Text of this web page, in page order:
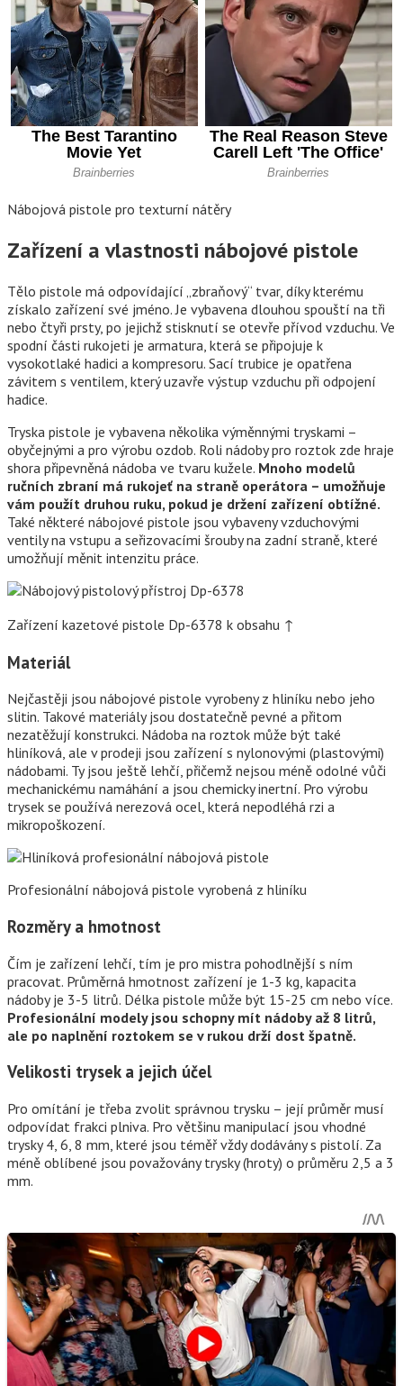
Nábojová pistole pro texturní nátěry
Zařízení a vlastnosti nábojové pistole
Tělo pistole má odpovídající „zbraňový“ tvar, díky kterému
získalo zařízení své jméno. Je vybavena dlouhou spouští na tři
nebo čtyři prsty, po jejichž stisknutí se otevře přívod vzduchu. Ve
spodní části rukojeti je armatura, která se připojuje k
vysokotlaké hadici a kompresoru. Sací trubice je opatřena
závitem s ventilem, který uzavře výstup vzduchu při odpojení
hadice.
Tryska pistole je vybavena několika výměnnými tryskami –
obyčejnými a pro výrobu ozdob. Roli nádoby pro roztok zde hraje
shora připevněná nádoba ve tvaru kužele. Mnoho modelů
ručních zbraní má rukojeť na straně operátora – umožňuje
vám použít druhou ruku, pokud je držení zařízení obtížné.
Také některé nábojové pistole jsou vybaveny vzduchovými
ventily na vstupu a seřizovacími šrouby na zadní straně, které
umožňují měnit intenzitu práce.
Zařízení kazetové pistole Dp-6378 k obsahu ↑
Materiál
Nejčastěji jsou nábojové pistole vyrobeny z hliníku nebo jeho
slitin. Takové materiály jsou dostatečně pevné a přitom
nezatěžují konstrukci. Nádoba na roztok může být také
hliníková, ale v prodeji jsou zařízení s nylonovými (plastovými)
nádobami. Ty jsou ještě lehčí, přičemž nejsou méně odolné vůči
mechanickému namáhání a jsou chemicky inertní. Pro výrobu
trysek se používá nerezová ocel, která nepodléhá rzi a
mikropoškození.
Profesionální nábojová pistole vyrobená z hliníku
Rozměry a hmotnost
Čím je zařízení lehčí, tím je pro mistra pohodlnější s ním
pracovat. Průměrná hmotnost zařízení je 1-3 kg, kapacita
nádoby je 3-5 litrů. Délka pistole může být 15-25 cm nebo více.
Profesionální modely jsou schopny mít nádoby až 8 litrů,
ale po naplnění roztokem se v rukou drží dost špatně.
Velikosti trysek a jejich účel
Pro omítání je třeba zvolit správnou trysku – její průměr musí
odpovídat frakci plniva. Pro většinu manipulací jsou vhodné
trysky 4, 6, 8 mm, které jsou téměř vždy dodávány s pistolí. Za
méně oblíbené jsou považovány trysky (hroty) o průměru 2,5 a 3
mm.